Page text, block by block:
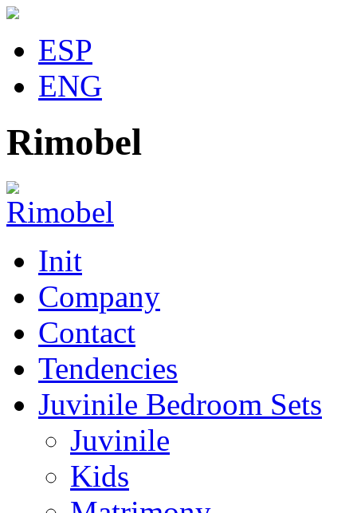
ESP
ENG
Rimobel
Init
Company
Contact
Tendencies
Juvinile Bedroom Sets
Juvinile
Kids